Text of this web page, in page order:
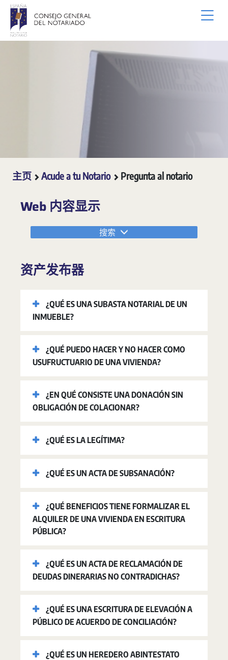
跳转到主内容
主页 Acude a tu Notario Pregunta al notario
Web 内容显示
搜索
资产发布器
¿QUÉ ES UNA SUBASTA NOTARIAL DE UN
INMUEBLE?
¿QUÉ PUEDO HACER Y NO HACER COMO
USUFRUCTUARIO DE UNA VIVIENDA?
¿EN QUÉ CONSISTE UNA DONACIÓN SIN
OBLIGACIÓN DE COLACIONAR?
¿QUÉ ES LA LEGÍTIMA?
¿QUÉ ES UN ACTA DE SUBSANACIÓN?
¿QUÉ BENEFICIOS TIENE FORMALIZAR EL
ALQUILER DE UNA VIVIENDA EN ESCRITURA
PÚBLICA?
¿QUÉ ES UN ACTA DE RECLAMACIÓN DE
DEUDAS DINERARIAS NO CONTRADICHAS?
¿QUÉ ES UNA ESCRITURA DE ELEVACIÓN A
PÚBLICO DE ACUERDO DE CONCILIACIÓN?
¿QUÉ ES UN HEREDERO ABINTESTATO